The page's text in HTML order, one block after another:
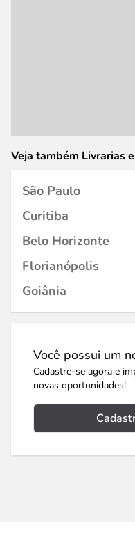
Veja também Livrarias
São Paulo
Curitiba
Belo Horizonte
Florianópolis
Goiânia
Você possui um
Cadastre-se agora e
novas oportunidades!